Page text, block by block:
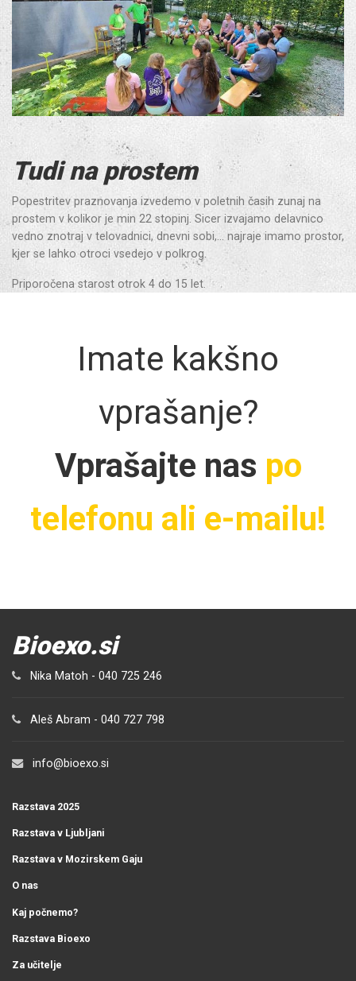
Tudi na prostem
Popestritev praznovanja izvedemo v poletnih časih zunaj na
prostem v kolikor je min 22 stopinj. Sicer izvajamo delavnico
vedno znotraj v telovadnici, dnevni sobi,… najraje imamo prostor,
kjer se lahko otroci vsedejo v polkrog.
Priporočena starost otrok 4 do 15 let.
Imate kakšno
vprašanje?
Vprašajte nas po
telefonu ali e-mailu!
Bioexo.si
Nika Matoh - 040 725 246
Aleš Abram - 040 727 798
info@bioexo.si
Razstava 2025
Razstava v Ljubljani
Razstava v Mozirskem Gaju
O nas
Kaj počnemo?
Razstava Bioexo
Za učitelje